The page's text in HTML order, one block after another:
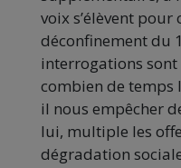
voix s’élèvent
déconfinement du
interrogations
combien de temps
il nous empêcher
lui, multiple les
dégradation